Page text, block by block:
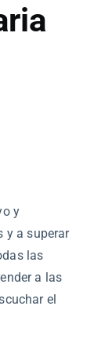
y
y a superar
las
a las
el